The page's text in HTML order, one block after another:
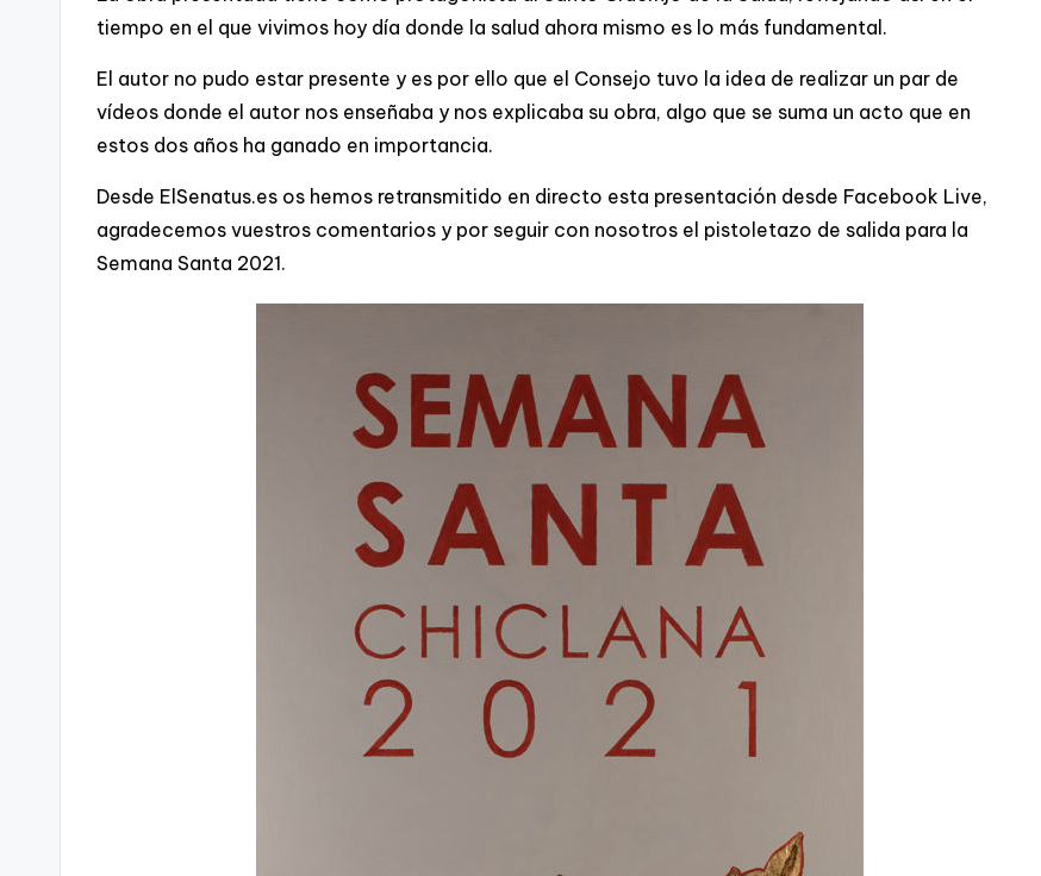
tiempo en el que vivimos hoy día donde la salud ahora mismo es lo más fundamental.
El autor no pudo estar presente y es por ello que el Consejo tuvo la idea de realizar un par de
vídeos donde el autor nos enseñaba y nos explicaba su obra, algo que se suma un acto que en
estos dos años ha ganado en importancia.
Desde ElSenatus.es os hemos retransmitido en directo esta presentación desde Facebook Live,
agradecemos vuestros comentarios y por seguir con nosotros el pistoletazo de salida para la
Semana Santa 2021.